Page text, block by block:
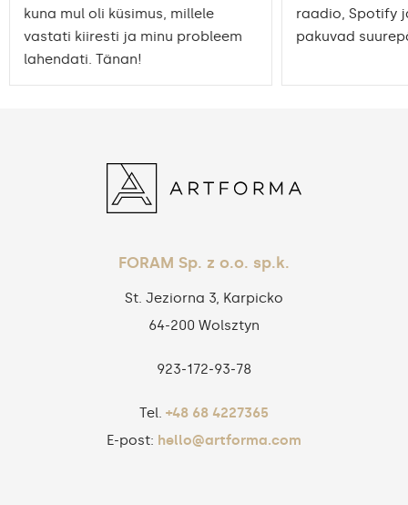
kuna mul oli küsimus, millele
vastati kiiresti ja minu probleem
lahendati. Tänan!
raadio, Spotify
pakuvad
FORAM Sp. z o.o. sp.k.
St. Jeziorna 3, Karpicko
64-200 Wolsztyn
923‑172‑93‑78
Tel. +48 68 4227365
E-post: hello@artforma.com